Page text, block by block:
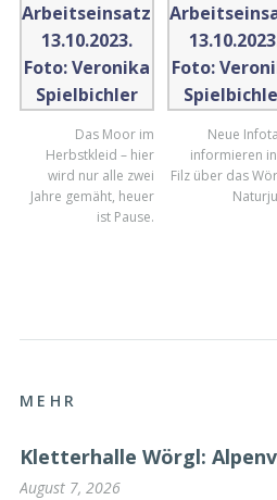
Das Moor im
Herbstkleid – hier
wird nur alle zwei
Jahre gemäht, heuer
ist Pause.
Neue
informieren
Filz über das
MEHR
Kletterhalle Wörgl:
August 7, 2026